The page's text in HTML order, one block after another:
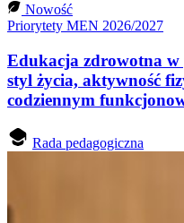
Nowość
Priorytety MEN 2026/2027
Edukacja zdrowotna
styl życia, aktywność
codziennym
Rada pedagogiczna